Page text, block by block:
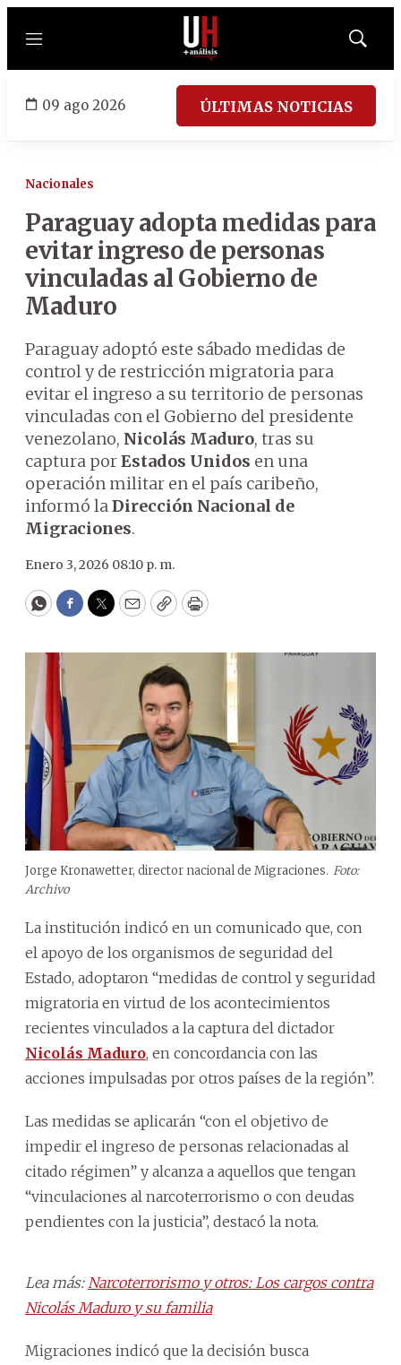
Menú
Mostrar
09 ago 2026 ÚLTIMAS NOTICIAS
Nacionales
Paraguay adopta medidas para
evitar ingreso de personas
vinculadas al Gobierno de
Maduro
Paraguay adoptó este sábado medidas de
control y de restricción migratoria para
evitar el ingreso a su territorio de personas
vinculadas con el Gobierno del presidente
venezolano, Nicolás Maduro, tras su
captura porEstados Unidos en una
operación militar en el país caribeño,
informó laDirección Nacional de
Migraciones.
Enero 3, 2026 08:10 p. m.
WhatsApp
Facebook
Twitter
EmailCopyPrint
Jorge Kronawetter, director nacional de Migraciones. Foto:
Archivo
La institución indicó en un comunicado que, con
el apoyo de los organismos de seguridad del
Estado, adoptaron “medidas de control y seguridad
migratoria en virtud de los acontecimientos
recientes vinculados a la captura del dictador
Nicolás Maduro, en concordancia con las
acciones impulsadas por otros países de la región”.
Las medidas se aplicarán “con el objetivo de
impedir el ingreso de personas relacionadas al
citado régimen” y alcanza a aquellos que tengan
“vinculaciones al narcoterrorismo o con deudas
pendientes con la justicia”, destacó la nota.
Lea más: Narcoterrorismo y otros: Los cargos contra
Nicolás Maduro y su familia
Migraciones indicó que la decisión busca